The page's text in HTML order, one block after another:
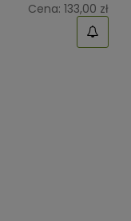
Cena: 133,00 zł